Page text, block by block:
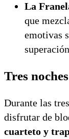
La
que
emotivas
Tres
Durante las
disfrutar de
cuarteto y